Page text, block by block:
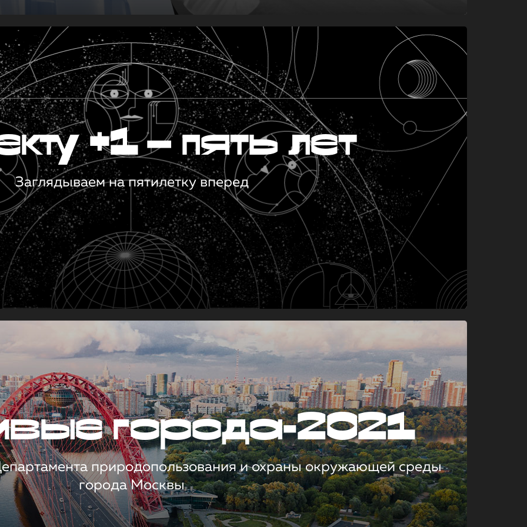
+1 — пять лет
Заглядываем на пятилетку вперед
города-2021
природопользования и охраны окружающей среды
города Москвы